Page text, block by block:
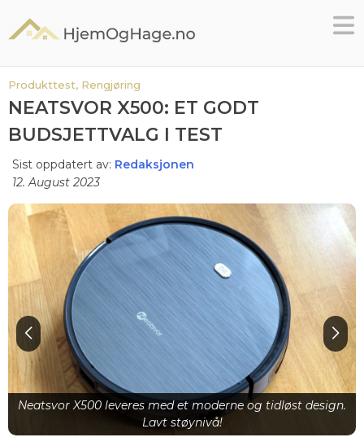
Produkttest, Rengjøring
NEATSVOR X500: ET GODT
BUDSJETTVALG I TEST
Sist oppdatert av: Redaksjonen
12. August 2023
Neatsvor X500 leveres med et moderne og tidløst design.
Lavt støynivå!